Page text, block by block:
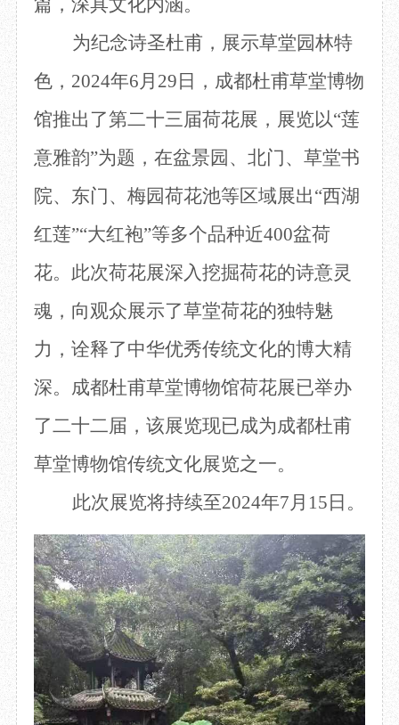
草堂影壁
大雅堂
草堂书院
篇，深具文化内涵。
为纪念诗圣杜甫， 展示草堂园林特
色， 2024年6月 29 日 ， 成都杜甫草堂博物
馆推出了第二十三届荷花展 ，展览以“莲
意雅韵”为题 ， 在盆景园、 北门、草堂书
院、东门、 梅园荷花池等区域展出“西湖
红莲”“大红袍”等多个品种近400盆荷
花。 此次荷花展深入挖掘荷花的诗意灵
魂，向观众展示了草堂荷花的独特魅
力 ， 诠释了中华优秀传统文化的博大精
深。 成都杜甫草堂博物馆荷花展已举办
了二十二届， 该展览现已成为成都杜甫
草堂博物馆传统文化展览之一。
此次展览将持续至2024年7月 15日 。